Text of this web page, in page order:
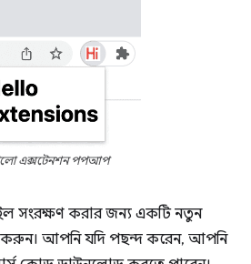
এক্সটেনশন পপআপ
সংরক্ষণ করার জন্য একটি নতুন
করুন। আপনি যদি পছন্দ করেন, আপনি